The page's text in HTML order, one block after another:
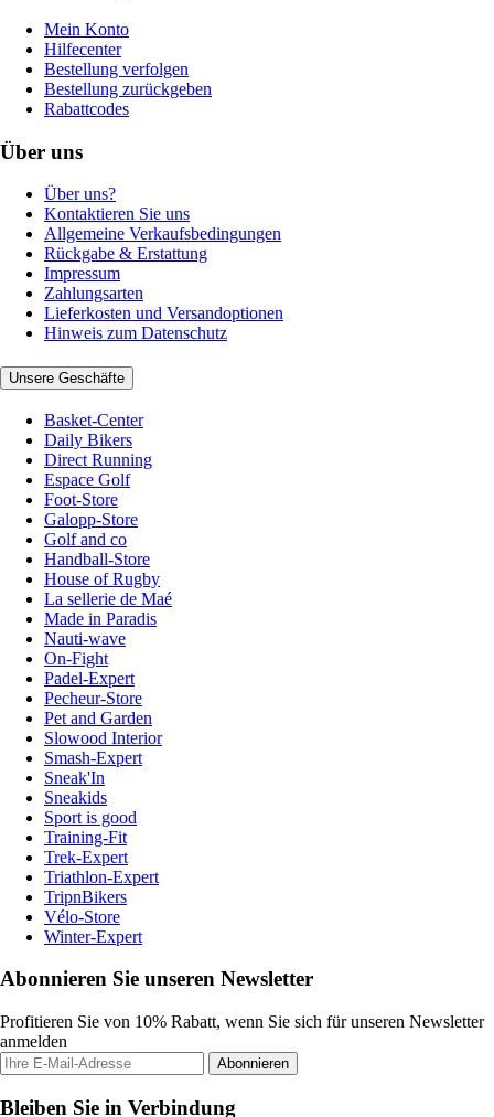
Mein Konto
Hilfecenter
Bestellung verfolgen
Bestellung zurückgeben
Rabattcodes
Über uns
Über uns?
Kontaktieren Sie uns
Allgemeine Verkaufsbedingungen
Rückgabe & Erstattung
Impressum
Zahlungsarten
Lieferkosten und Versandoptionen
Hinweis zum Datenschutz
Unsere Geschäfte
Basket-Center
Daily Bikers
Direct Running
Espace Golf
Foot-Store
Galopp-Store
Golf and co
Handball-Store
House of Rugby
La sellerie de Maé
Made in Paradis
Nauti-wave
On-Fight
Padel-Expert
Pecheur-Store
Pet and Garden
Slowood Interior
Smash-Expert
Sneak'In
Sneakids
Sport is good
Training-Fit
Trek-Expert
Triathlon-Expert
TripnBikers
Vélo-Store
Winter-Expert
Abonnieren Sie unseren Newsletter
Profitieren Sie von 10% Rabatt, wenn Sie sich für unseren Newsletter
anmelden
Abonnieren
Bleiben Sie in Verbindung